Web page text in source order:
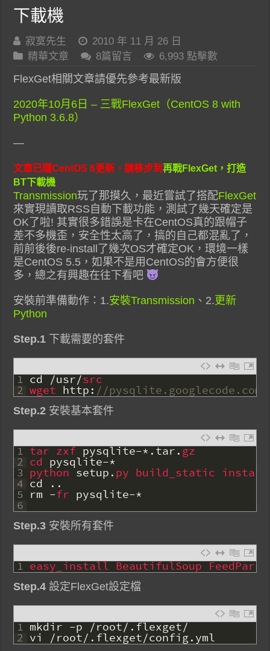
下載機
寂寞先生
2010 年 11 月 26 日
精華文章
8篇留言 6,993 點擊數
FlexGet相關文章請優先參考最新版
2020年10月6日 – 三戰FlexGet（CentOS 8 with
Python 3.6.8）
—
文章已隨CentOS 6更新，請移步到再戰FlexGet，打造
BT下載機
Transmission玩了那摸久，最近嘗試了搭配FlexGet
來實現讀取RSS自動下載功能，測試了幾天確定是
OK了啦! 其實很多錯誤是卡在CentOS真的跟帽子
差不多機歪，安全性太高了，搞的自己都混亂了，
前前後後re-install了幾次OS才確定OK，環境一樣
是CentOS 5.5，如果不是用CentOS的會方便很
多，總之有興趣在往下看吧
安裝前準備動作：1.安裝Transmission 、2.更新
Python
Step.1 下載需要的套件
1
2
cd /usr/src
wget http: //
Step.2 安裝基本套件
1
2
3
4
5
6
tar zxf pysqlite-*.tar.gz
cd pysqlite-*
python setup.py build_static install
cd . .
rm -fr pysqlite-*
Step.3 安裝所有套件
1 easy_install BeautifulSoup
Step.4 設定FlexGet設定檔
1
2
mkdir -p /root/.flexget/
vi /root/.flexget/config.yml